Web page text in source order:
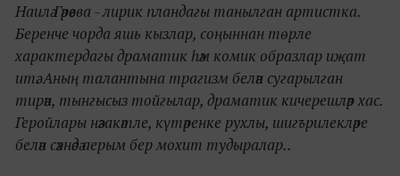
Наилә Гәрәева - лирик пландагы танылган артистка.
Беренче чорда яшь кызлар, соңыннан төрле
характердагы драматик һәм комик образлар иҗат
итә. Аның талантына трагизм белән сугарылган
тирән, тынгысыз тойгылар, драматик кичерешләр хас.
Геройлары нәзакәтле, күтәренке рухлы, шигърилекләре
белән сәхнәдә аерым бер мохит тудыралар..